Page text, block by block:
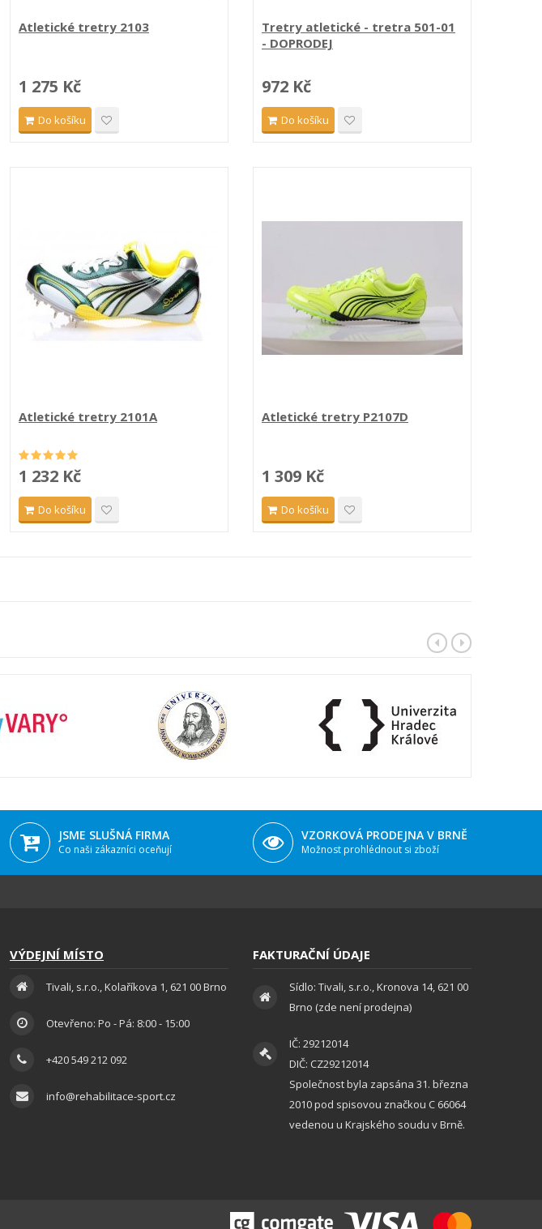
Atletické tretry 2103
1 275 Kč
Do košíku
Tretry atletické - tretra 501-01
- DOPRODEJ
972 Kč
Do košíku
Atletické tretry 2101A
1 232 Kč
Do košíku
Atletické tretry P2107D
1 309 Kč
Do košíku
JSME SLUŠNÁ FIRMA
Co naši zákazníci oceňují
VZORKOVÁ PRODEJNA V BRNĚ
Možnost prohlédnout si zboží
VÝDEJNÍ MÍSTO
Tivali, s.r.o., Kolaříkova 1, 621 00 Brno
Otevřeno: Po - Pá: 8:00 - 15:00
+420 549 212 092
info@rehabilitace-sport.cz
FAKTURAČNÍ ÚDAJE
Sídlo: Tivali, s.r.o., Kronova 14, 621 00
Brno (zde není prodejna)
IČ: 29212014
DIČ: CZ29212014
Společnost byla zapsána 31. března
2010 pod spisovou značkou C 66064
vedenou u Krajského soudu v Brně.